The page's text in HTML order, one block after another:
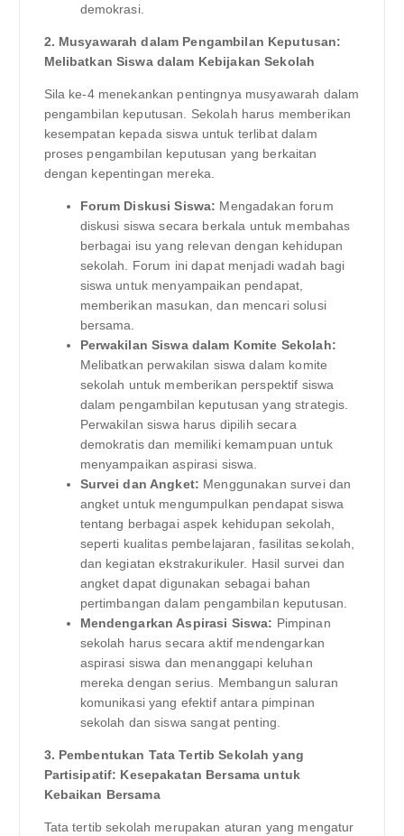
demokrasi.
2. Musyawarah dalam Pengambilan Keputusan:
Melibatkan Siswa dalam Kebijakan Sekolah
Sila ke-4 menekankan pentingnya musyawarah dalam
pengambilan keputusan. Sekolah harus memberikan
kesempatan kepada siswa untuk terlibat dalam
proses pengambilan keputusan yang berkaitan
dengan kepentingan mereka.
Forum Diskusi Siswa: Mengadakan forum
diskusi siswa secara berkala untuk membahas
berbagai isu yang relevan dengan kehidupan
sekolah. Forum ini dapat menjadi wadah bagi
siswa untuk menyampaikan pendapat,
memberikan masukan, dan mencari solusi
bersama.
Perwakilan Siswa dalam Komite Sekolah:
Melibatkan perwakilan siswa dalam komite
sekolah untuk memberikan perspektif siswa
dalam pengambilan keputusan yang strategis.
Perwakilan siswa harus dipilih secara
demokratis dan memiliki kemampuan untuk
menyampaikan aspirasi siswa.
Survei dan Angket: Menggunakan survei dan
angket untuk mengumpulkan pendapat siswa
tentang berbagai aspek kehidupan sekolah,
seperti kualitas pembelajaran, fasilitas sekolah,
dan kegiatan ekstrakurikuler. Hasil survei dan
angket dapat digunakan sebagai bahan
pertimbangan dalam pengambilan keputusan.
Mendengarkan Aspirasi Siswa: Pimpinan
sekolah harus secara aktif mendengarkan
aspirasi siswa dan menanggapi keluhan
mereka dengan serius. Membangun saluran
komunikasi yang efektif antara pimpinan
sekolah dan siswa sangat penting.
3. Pembentukan Tata Tertib Sekolah yang
Partisipatif: Kesepakatan Bersama untuk
Kebaikan Bersama
Tata tertib sekolah merupakan aturan yang mengatur